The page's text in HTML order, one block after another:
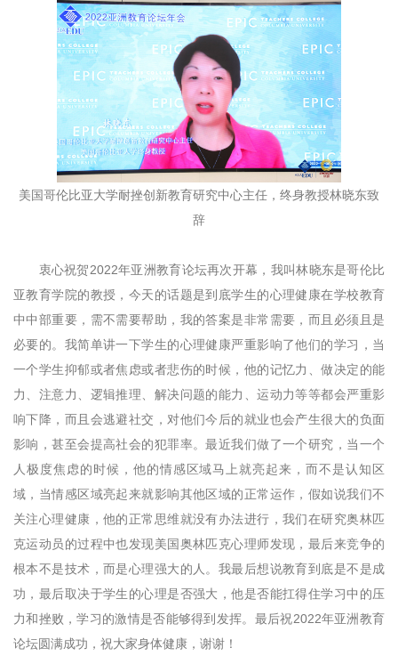
美国哥伦比亚大学耐挫创新教育研究中心主任，终身教授林晓东致
辞
衷心祝贺2022年亚洲教育论坛再次开幕，我叫林晓东是哥伦比
亚教育学院的教授，今天的话题是到底学生的心理健康在学校教育
中中部重要，需不需要帮助，我的答案是非常需要，而且必须且是
必要的。我简单讲一下学生的心理健康严重影响了他们的学习，当
一个学生抑郁或者焦虑或者悲伤的时候，他的记忆力、做决定的能
力、注意力、逻辑推理、解决问题的能力、运动力等等都会严重影
响下降，而且会逃避社交，对他们今后的就业也会产生很大的负面
影响，甚至会提高社会的犯罪率。最近我们做了一个研究，当一个
人极度焦虑的时候，他的情感区域马上就亮起来，而不是认知区
域，当情感区域亮起来就影响其他区域的正常运作，假如说我们不
关注心理健康，他的正常思维就没有办法进行，我们在研究奥林匹
克运动员的过程中也发现美国奥林匹克心理师发现，最后来竞争的
根本不是技术，而是心理强大的人。我最后想说教育到底是不是成
功，最后取决于学生的心理是否强大，他是否能扛得住学习中的压
力和挫败，学习的激情是否能够得到发挥。最后祝2022年亚洲教育
论坛圆满成功，祝大家身体健康，谢谢！